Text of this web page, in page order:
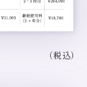
（税込）